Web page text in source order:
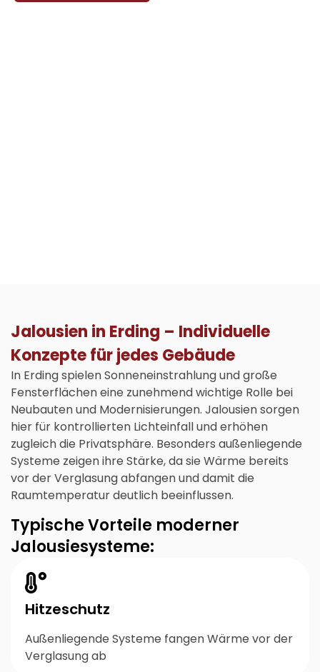
Jalousien in Erding – Individuelle
Konzepte für jedes Gebäude
In Erding spielen Sonneneinstrahlung und große
Fensterflächen eine zunehmend wichtige Rolle bei
Neubauten und Modernisierungen. Jalousien sorgen
hier für kontrollierten Lichteinfall und erhöhen
zugleich die Privatsphäre. Besonders außenliegende
Systeme zeigen ihre Stärke, da sie Wärme bereits
vor der Verglasung abfangen und damit die
Raumtemperatur deutlich beeinflussen.
Typische Vorteile moderner
Jalousiesysteme:
Hitzeschutz
Außenliegende Systeme fangen Wärme vor der
Verglasung ab